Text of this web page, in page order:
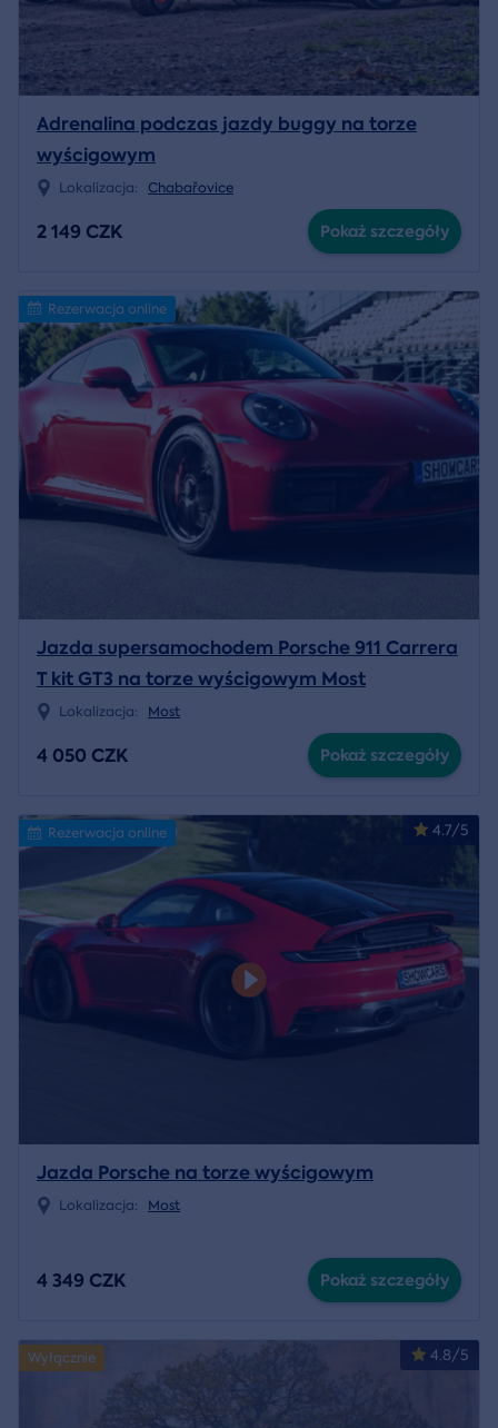
Adrenalina podczas jazdy buggy na torze
wyścigowym
Lokalizacja: Chabařovice
2 149 CZK Pokaż szczegóły
Rezerwacja online
Jazda supersamochodem Porsche 911 Carrera
T kit GT3 na torze wyścigowym Most
Lokalizacja: Most
4 050 CZK Pokaż szczegóły
4.7/5
Rezerwacja online
Jazda Porsche na torze wyścigowym
Lokalizacja: Most
4 349 CZK Pokaż szczegóły
4.8/5
Wyłącznie